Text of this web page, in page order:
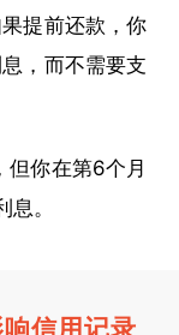
提前还款，你
，而不需要支
但你在第6个月
。
信用记录